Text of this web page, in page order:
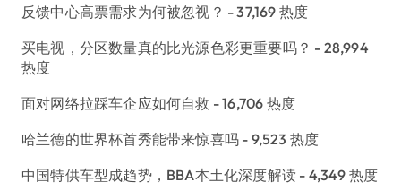
反馈中心高票需求为何被忽视？ - 37,169 热度
买电视，分区数量真的比光源色彩更重要吗？ - 28,994
热度
面对网络拉踩车企应如何自救 - 16,706 热度
哈兰德的世界杯首秀能带来惊喜吗 - 9,523 热度
中国特供车型成趋势，BBA本土化深度解读 - 4,349 热度